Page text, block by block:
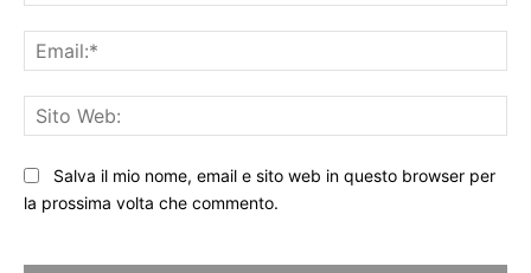
Salva il mio nome, email e sito web in questo browser per
la prossima volta che commento.